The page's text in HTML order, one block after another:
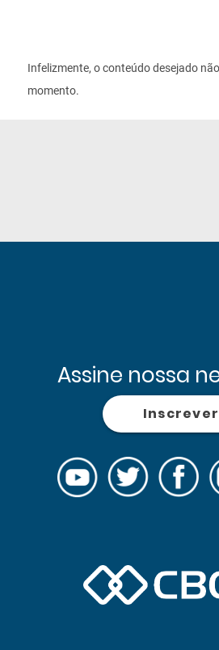
Infelizmente, o conteúdo desejado
momento.
Assine nossa
Inscrever